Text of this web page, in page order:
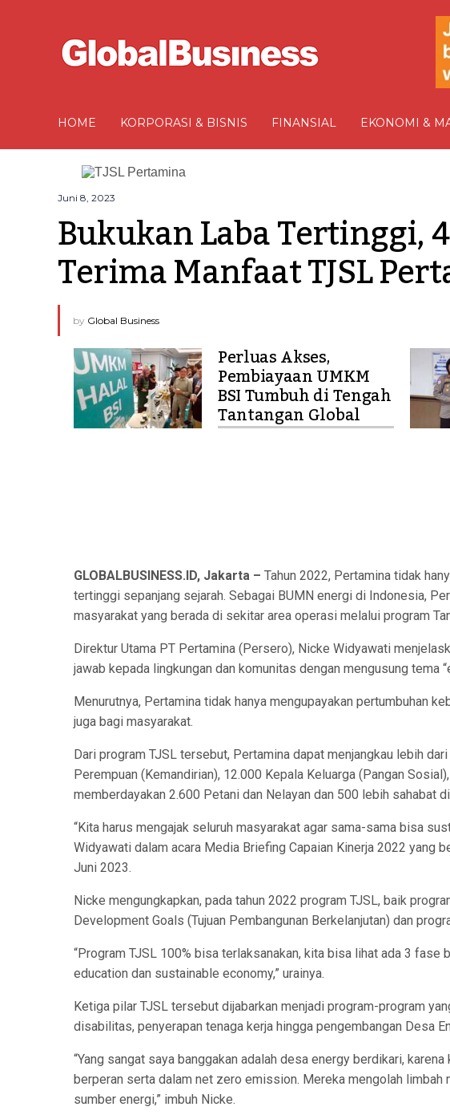
HOME KORPORASI & BISNIS FINANSIAL EKONOMI &
Juni 8, 2023
Bukukan Laba Tertinggi,
Terima Manfaat TJSL
by Global Business
Perluas Akses,
Pembiayaan UMKM
BSI Tumbuh di Tengah
Tantangan Global
GLOBALBUSINESS.ID, Jakarta – Tahun 2022, Pertamina tidak
tertinggi sepanjang sejarah. Sebagai BUMN energi di Indonesia,
masyarakat yang berada di sekitar area operasi melalui program
Direktur Utama PT Pertamina (Persero), Nicke Widyawati
jawab kepada lingkungan dan komunitas dengan mengusung tema
Menurutnya, Pertamina tidak hanya mengupayakan pertumbuhan
juga bagi masyarakat.
Dari program TJSL tersebut, Pertamina dapat menjangkau lebih
Perempuan (Kemandirian), 12.000 Kepala Keluarga (Pangan
memberdayakan 2.600 Petani dan Nelayan dan 500 lebih sahabat
“Kita harus mengajak seluruh masyarakat agar sama-sama bisa
Widyawati dalam acara Media Briefing Capaian Kinerja 2022 yang
Juni 2023.
Nicke mengungkapkan, pada tahun 2022 program TJSL, baik
Development Goals (Tujuan Pembangunan Berkelanjutan) dan
“Program TJSL 100% bisa terlaksanakan, kita bisa lihat ada 3
education dan sustainable economy,” urainya.
Ketiga pilar TJSL tersebut dijabarkan menjadi program-program
disabilitas, penyerapan tenaga kerja hingga pengembangan Desa
“Yang sangat saya banggakan adalah desa energy berdikari,
berperan serta dalam net zero emission. Mereka mengolah limbah
sumber energi,” imbuh Nicke.